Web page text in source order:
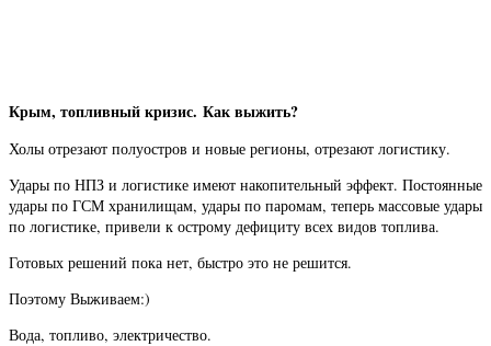
Крым, топливный кризис. Как выжить?
Холы отрезают полуостров и новые регионы, отрезают логистику.
Удары по НПЗ и логистике имеют накопительный эффект. Постоянные
удары по ГСМ хранилищам, удары по паромам, теперь массовые удары
по логистике, привели к острому дефициту всех видов топлива.
Готовых решений пока нет, быстро это не решится.
Поэтому Выживаем:)
Вода, топливо, электричество.